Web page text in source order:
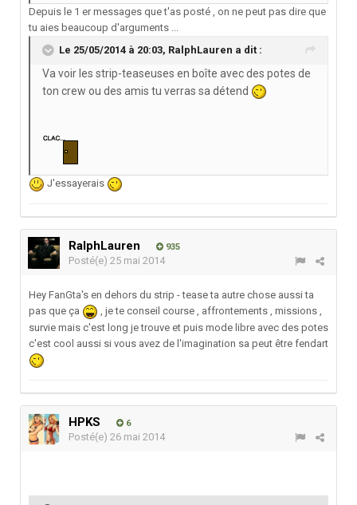
Depuis le 1 er messages que t'as posté , on ne peut pas dire que
tu aies beaucoup d'arguments ...
Le 25/05/2014 à 20:03, RalphLauren a dit :
Va voir les strip-teaseuses en boîte avec des potes de
ton crew ou des amis tu verras sa détend
J'essayerais
RalphLauren 935
Posté(e) 25 mai 2014
Hey FanGta's en dehors du strip - tease ta autre chose aussi ta
pas que ça
, je te conseil course , affrontements , missions ,
survie mais c'est long je trouve et puis mode libre avec des potes
c'est cool aussi si vous avez de l'imagination sa peut être fendart
HPKS 6
Posté(e) 26 mai 2014